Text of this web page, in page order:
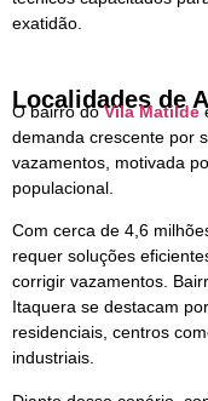
exatidão.
Localidades de
O bairro doVila Matilde
demanda crescente por
vazamentos, motivada
populacional.
Com cerca de 4,6
requer soluções
corrigir vazamentos.
Itaquera se destacam
residenciais, centros
industriais.